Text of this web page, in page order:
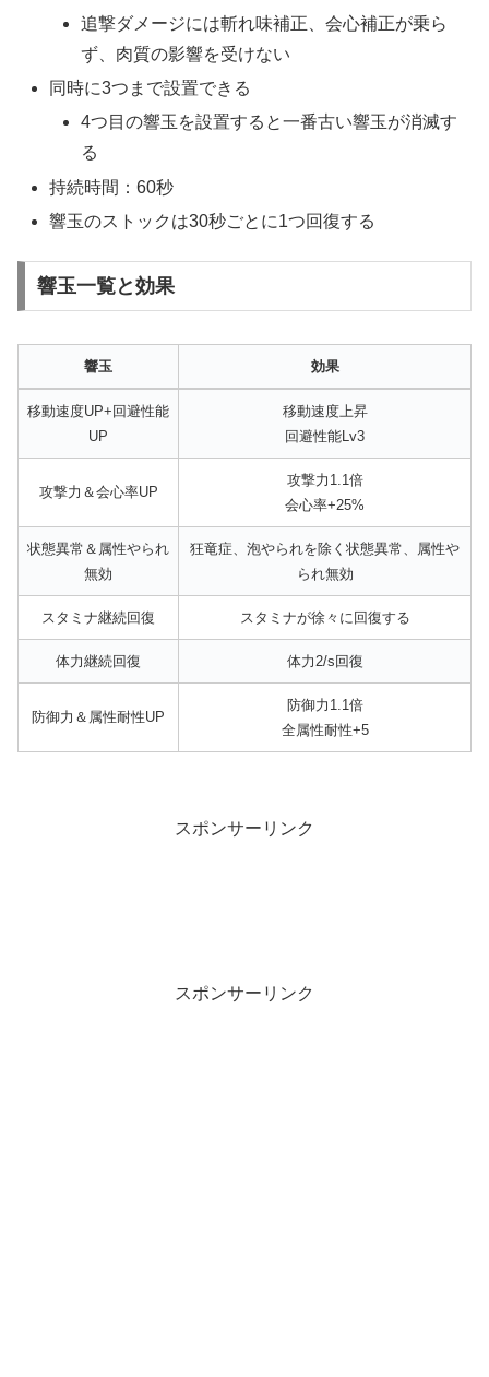
追撃ダメージには斬れ味補正、会心補正が乗ら
ず、肉質の影響を受けない
同時に3つまで設置できる
4つ目の響玉を設置すると一番古い響玉が消滅す
る
持続時間：60秒
響玉のストックは30秒ごとに1つ回復する
響玉一覧と効果
響玉 効果
響玉 効果
移動速度UP+回避性能
UP
移動速度上昇
回避性能Lv3
攻撃力＆会心率UP
攻撃力1.1倍
会心率+25%
状態異常＆属性やられ
無効
狂竜症、泡やられを除く状態異常、属性や
られ無効
スタミナ継続回復 スタミナが徐々に回復する
体力継続回復 体力2/s回復
防御力＆属性耐性UP
防御力1.1倍
全属性耐性+5
スポンサーリンク
スポンサーリンク